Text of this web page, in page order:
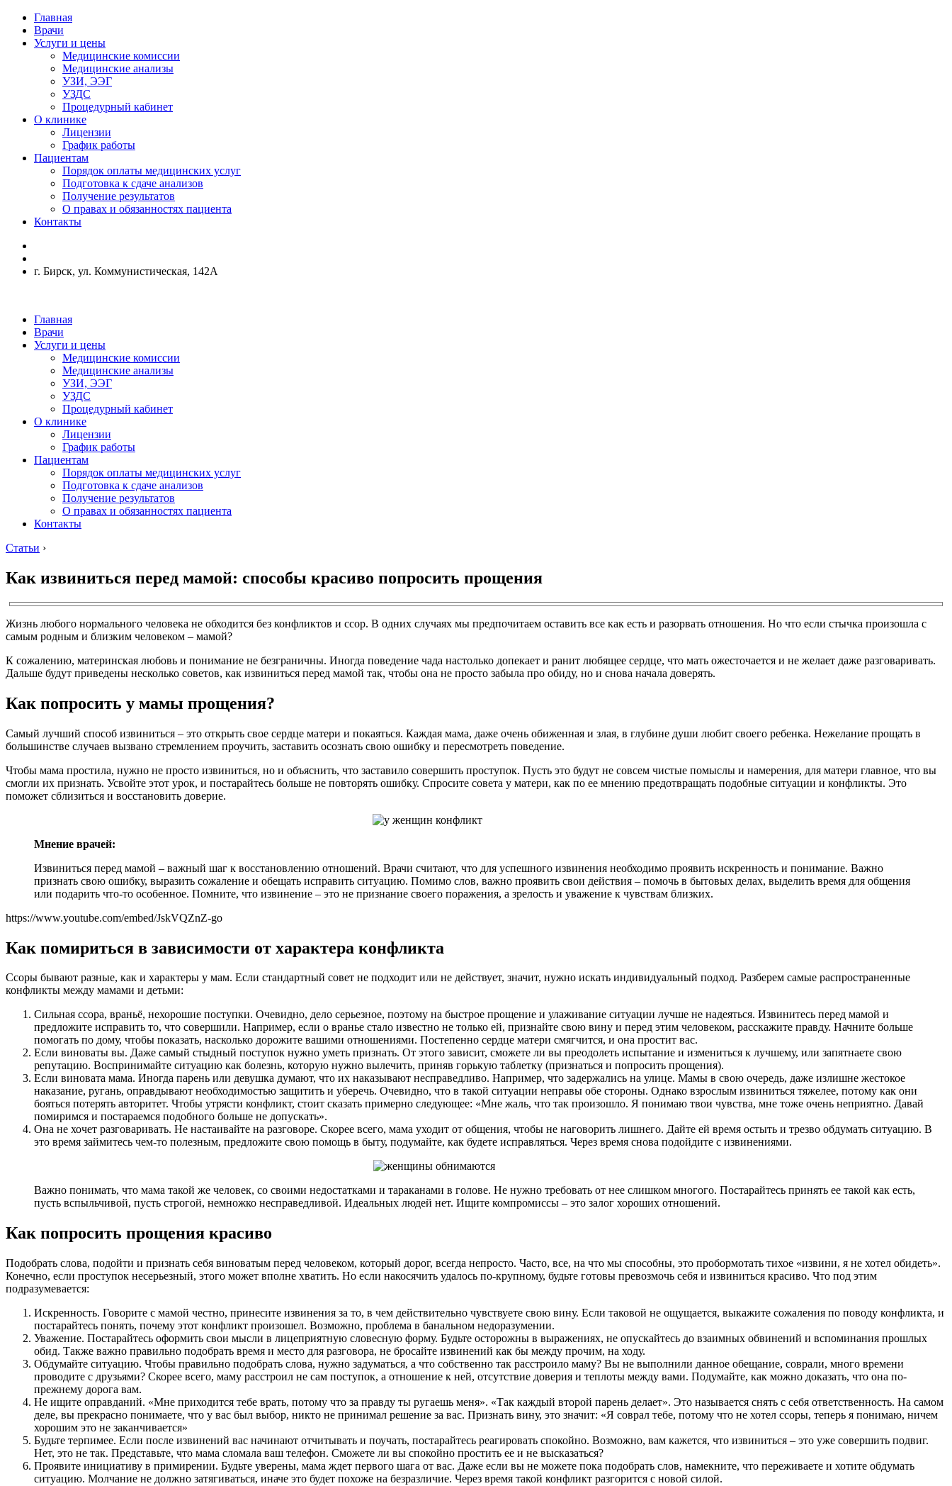
Главная
Врачи
Услуги и цены
Медицинские комиссии
Медицинские анализы
УЗИ, ЭЭГ
УЗДС
Процедурный кабинет
О клинике
Лицензии
График работы
Пациентам
Порядок оплаты медицинских услуг
Подготовка к сдаче анализов
Получение результатов
О правах и обязанностях пациента
Контакты
г. Бирск, ул. Коммунистическая, 142А
Главная
Врачи
Услуги и цены
Медицинские комиссии
Медицинские анализы
УЗИ, ЭЭГ
УЗДС
Процедурный кабинет
О клинике
Лицензии
График работы
Пациентам
Порядок оплаты медицинских услуг
Подготовка к сдаче анализов
Получение результатов
О правах и обязанностях пациента
Контакты
Статьи ›
Как извиниться перед мамой: способы красиво попросить прощения
Жизнь любого нормального человека не обходится без конфликтов и ссор. В одних случаях мы предпочитаем оставить все как есть и разорвать отношения. Но что если стычка произошла с
самым родным и близким человеком – мамой?
К сожалению, материнская любовь и понимание не безграничны. Иногда поведение чада настолько допекает и ранит любящее сердце, что мать ожесточается и не желает даже разговаривать.
Дальше будут приведены несколько советов, как извиниться перед мамой так, чтобы она не просто забыла про обиду, но и снова начала доверять.
Как попросить у мамы прощения?
Самый лучший способ извиниться – это открыть свое сердце матери и покаяться. Каждая мама, даже очень обиженная и злая, в глубине души любит своего ребенка. Нежелание прощать в
большинстве случаев вызвано стремлением проучить, заставить осознать свою ошибку и пересмотреть поведение.
Чтобы мама простила, нужно не просто извиниться, но и объяснить, что заставило совершить проступок. Пусть это будут не совсем чистые помыслы и намерения, для матери главное, что вы
смогли их признать. Усвойте этот урок, и постарайтесь больше не повторять ошибку. Спросите совета у матери, как по ее мнению предотвращать подобные ситуации и конфликты. Это
поможет сблизиться и восстановить доверие.
Мнение врачей:
Извиниться перед мамой – важный шаг к восстановлению отношений. Врачи считают, что для успешного извинения необходимо проявить искренность и понимание. Важно
признать свою ошибку, выразить сожаление и обещать исправить ситуацию. Помимо слов, важно проявить свои действия – помочь в бытовых делах, выделить время для общения
или подарить что-то особенное. Помните, что извинение – это не признание своего поражения, а зрелость и уважение к чувствам близких.
https://www.youtube.com/embed/JskVQZnZ-go
Как помириться в зависимости от характера конфликта
Ссоры бывают разные, как и характеры у мам. Если стандартный совет не подходит или не действует, значит, нужно искать индивидуальный подход. Разберем самые распространенные
конфликты между мамами и детьми:
Сильная ссора, враньё, нехорошие поступки. Очевидно, дело серьезное, поэтому на быстрое прощение и улаживание ситуации лучше не надеяться. Извинитесь перед мамой и
предложите исправить то, что совершили. Например, если о вранье стало известно не только ей, признайте свою вину и перед этим человеком, расскажите правду. Начните больше
помогать по дому, чтобы показать, насколько дорожите вашими отношениями. Постепенно сердце матери смягчится, и она простит вас.
Если виноваты вы. Даже самый стыдный поступок нужно уметь признать. От этого зависит, сможете ли вы преодолеть испытание и измениться к лучшему, или запятнаете свою
репутацию. Воспринимайте ситуацию как болезнь, которую нужно вылечить, приняв горькую таблетку (признаться и попросить прощения).
Если виновата мама. Иногда парень или девушка думают, что их наказывают несправедливо. Например, что задержались на улице. Мамы в свою очередь, даже излишне жестокое
наказание, ругань, оправдывают необходимостью защитить и уберечь. Очевидно, что в такой ситуации неправы обе стороны. Однако взрослым извиниться тяжелее, потому как они
бояться потерять авторитет. Чтобы утрясти конфликт, стоит сказать примерно следующее: «Мне жаль, что так произошло. Я понимаю твои чувства, мне тоже очень неприятно. Давай
помиримся и постараемся подобного больше не допускать».
Она не хочет разговаривать. Не настаивайте на разговоре. Скорее всего, мама уходит от общения, чтобы не наговорить лишнего. Дайте ей время остыть и трезво обдумать ситуацию. В
это время займитесь чем-то полезным, предложите свою помощь в быту, подумайте, как будете исправляться. Через время снова подойдите с извинениями.
Важно понимать, что мама такой же человек, со своими недостатками и тараканами в голове. Не нужно требовать от нее слишком многого. Постарайтесь принять ее такой как есть,
пусть вспыльчивой, пусть строгой, немножко несправедливой. Идеальных людей нет. Ищите компромиссы – это залог хороших отношений.
Как попросить прощения красиво
Подобрать слова, подойти и признать себя виноватым перед человеком, который дорог, всегда непросто. Часто, все, на что мы способны, это пробормотать тихое «извини, я не хотел обидеть».
Конечно, если проступок несерьезный, этого может вполне хватить. Но если накосячить удалось по-крупному, будьте готовы превозмочь себя и извиниться красиво. Что под этим
подразумевается:
Искренность. Говорите с мамой честно, принесите извинения за то, в чем действительно чувствуете свою вину. Если таковой не ощущается, выкажите сожаления по поводу конфликта, и
постарайтесь понять, почему этот конфликт произошел. Возможно, проблема в банальном недоразумении.
Уважение. Постарайтесь оформить свои мысли в лицеприятную словесную форму. Будьте осторожны в выражениях, не опускайтесь до взаимных обвинений и вспоминания прошлых
обид. Также важно правильно подобрать время и место для разговора, не бросайте извинений как бы между прочим, на ходу.
Обдумайте ситуацию. Чтобы правильно подобрать слова, нужно задуматься, а что собственно так расстроило маму? Вы не выполнили данное обещание, соврали, много времени
проводите с друзьями? Скорее всего, маму расстроил не сам поступок, а отношение к ней, отсутствие доверия и теплоты между вами. Подумайте, как можно доказать, что она по-
прежнему дорога вам.
Не ищите оправданий. «Мне приходится тебе врать, потому что за правду ты ругаешь меня». «Так каждый второй парень делает». Это называется снять с себя ответственность. На самом
деле, вы прекрасно понимаете, что у вас был выбор, никто не принимал решение за вас. Признать вину, это значит: «Я соврал тебе, потому что не хотел ссоры, теперь я понимаю, ничем
хорошим это не заканчивается»
Будьте терпимее. Если после извинений вас начинают отчитывать и поучать, постарайтесь реагировать спокойно. Возможно, вам кажется, что извиниться – это уже совершить подвиг.
Нет, это не так. Представьте, что мама сломала ваш телефон. Сможете ли вы спокойно простить ее и не высказаться?
Проявите инициативу в примирении. Будьте уверены, мама ждет первого шага от вас. Даже если вы не можете пока подобрать слов, намекните, что переживаете и хотите обдумать
ситуацию. Молчание не должно затягиваться, иначе это будет похоже на безразличие. Через время такой конфликт разгорится с новой силой.